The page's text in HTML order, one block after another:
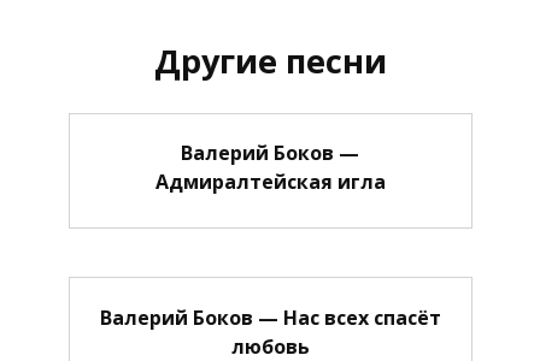
Другие песни
Валерий Боков —
Адмиралтейская игла
Валерий Боков — Нас всех спасёт
любовь